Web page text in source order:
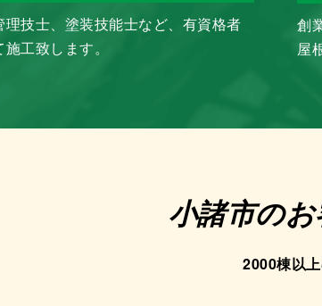
理技士、塗装技能士など、有資格者
工致します。
創
屋
小諸市の
2000棟以